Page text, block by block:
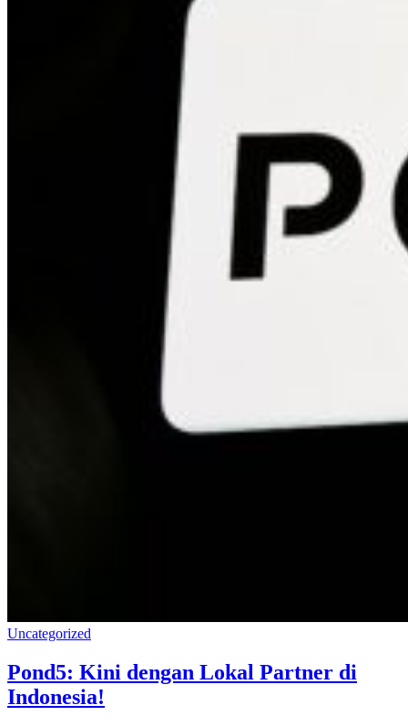
Uncategorized
Pond5: Kini dengan Lokal Partner di
Indonesia!